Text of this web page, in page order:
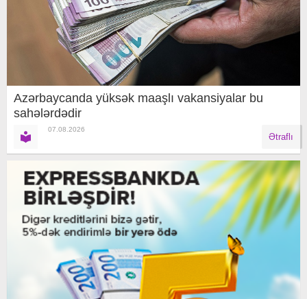
Azərbaycanda yüksək maaşlı vakansiyalar bu
sahələrdədir
07.08.2026
Ətraflı